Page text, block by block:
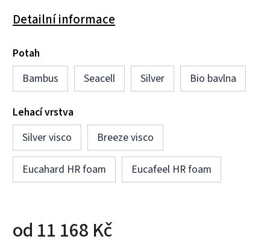
Detailní informace
Potah
Bambus
Seacell Silver Bio bavlna
Lehací vrstva
Silver visco
Breeze visco
Eucahard HR foam Eucafeel HR foam
od 11 168 Kč